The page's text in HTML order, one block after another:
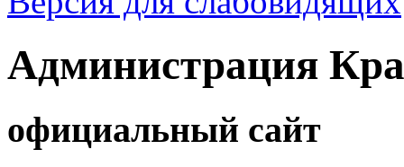
Администрация
официальный сайт